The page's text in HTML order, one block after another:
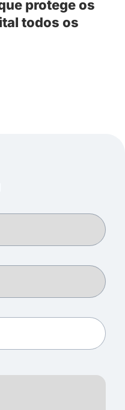
protege os
todos os